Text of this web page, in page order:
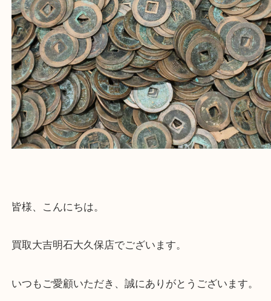
古銭 買取
公開日:2026/08/08
古銭 買取（ ）
全て
外国古銭 中国古銭 明石市